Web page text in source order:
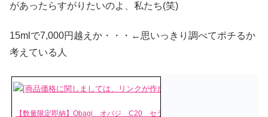
があったらすがりたいのよ、私たち(笑)
15mlで7,000円越えか・・・←思いっきり調べてポチるか
考えている人
【数量限定即納】Obagi オバジ C20 セラム 15ml【美容液】※お一人